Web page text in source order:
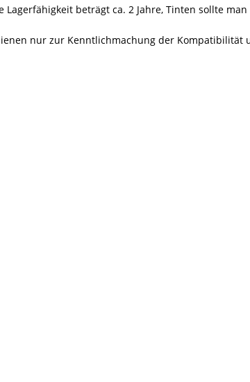
beträgt ca. 2 Jahre, Tinten sollte
nur zur Kenntlichmachung der Kompatibilität